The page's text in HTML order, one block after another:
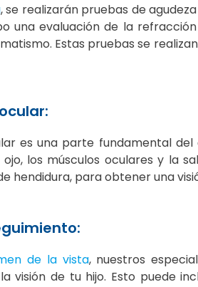
, se realizarán pruebas de
una evaluación de la
Estas pruebas se
es una parte fundamental
los músculos oculares y la
hendidura, para obtener una
de la vista, nuestros
visión de tu hijo. Esto puede